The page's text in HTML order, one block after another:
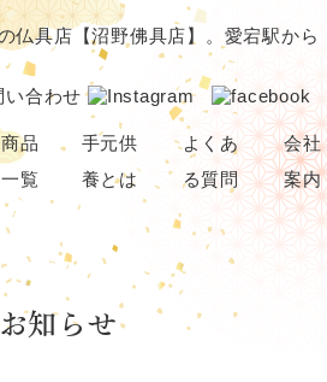
商品
一覧
手元供
養とは
骨壺
アクセサリー
よくあ
る質問
会社
案内
お知らせ